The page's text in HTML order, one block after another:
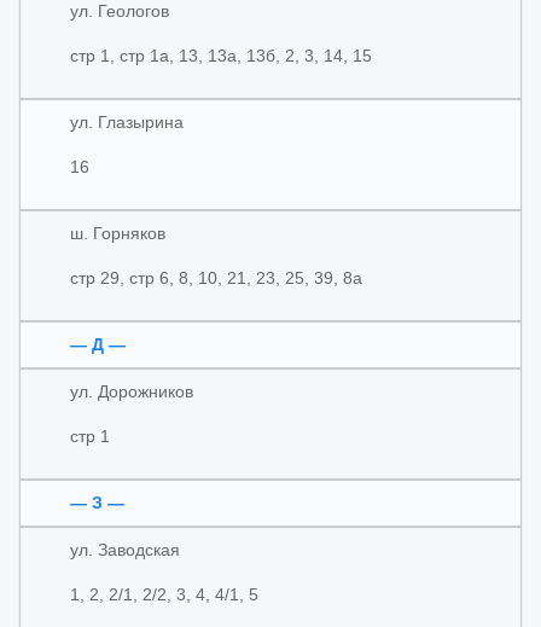
ул. Геологов
стр 1, стр 1а, 13, 13а, 13б, 2, 3, 14, 15
ул. Глазырина
16
ш. Горняков
стр 29, стр 6, 8, 10, 21, 23, 25, 39, 8а
— Д —
ул. Дорожников
стр 1
— З —
ул. Заводская
1, 2, 2/1, 2/2, 3, 4, 4/1, 5